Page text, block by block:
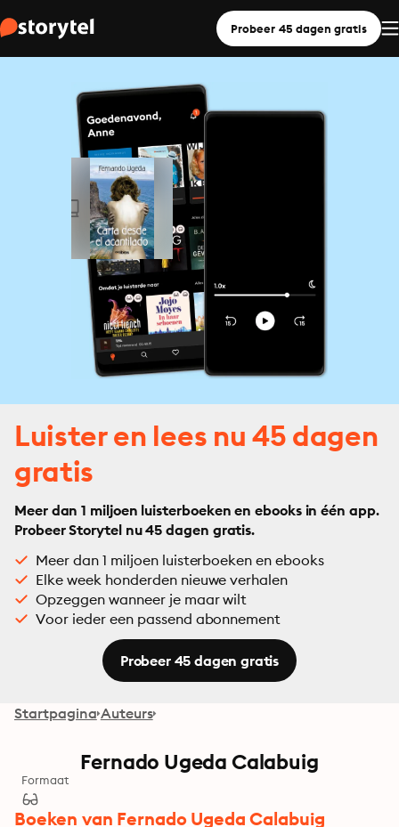
Probeer 45 dagen gratis
Luister en lees nu 45 dagen
gratis
Meer dan 1 miljoen luisterboeken en ebooks in één app.
Probeer Storytel nu 45 dagen gratis.
Meer dan 1 miljoen luisterboeken en ebooks
Elke week honderden nieuwe verhalen
Opzeggen wanneer je maar wilt
Voor ieder een passend abonnement
Probeer 45 dagen gratis
Startpagina Auteurs
Fernado Ugeda Calabuig
Formaat
Boeken van Fernado Ugeda Calabuig